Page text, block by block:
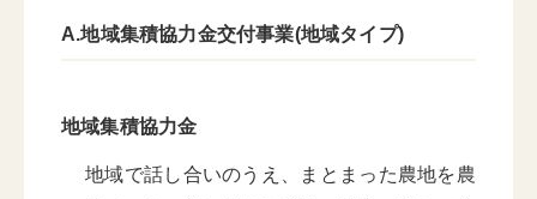
A.地域集積協力金交付事業(地域タイプ)
地域集積協力金
地域で話し合いのうえ、まとまった農地を農